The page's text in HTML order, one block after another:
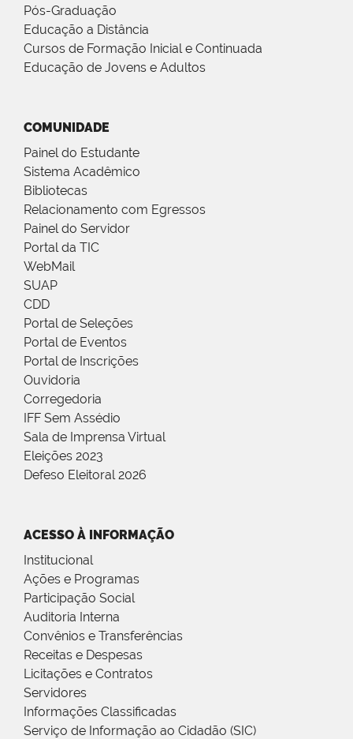
Pós-Graduação
Educação a Distância
Cursos de Formação Inicial e Continuada
Educação de Jovens e Adultos
COMUNIDADE
Painel do Estudante
Sistema Acadêmico
Bibliotecas
Relacionamento com Egressos
Painel do Servidor
Portal da TIC
WebMail
SUAP
CDD
Portal de Seleções
Portal de Eventos
Portal de Inscrições
Ouvidoria
Corregedoria
IFF Sem Assédio
Sala de Imprensa Virtual
Eleições 2023
Defeso Eleitoral 2026
ACESSO À INFORMAÇÃO
Institucional
Ações e Programas
Participação Social
Auditoria Interna
Convênios e Transferências
Receitas e Despesas
Licitações e Contratos
Servidores
Informações Classificadas
Serviço de Informação ao Cidadão (SIC)